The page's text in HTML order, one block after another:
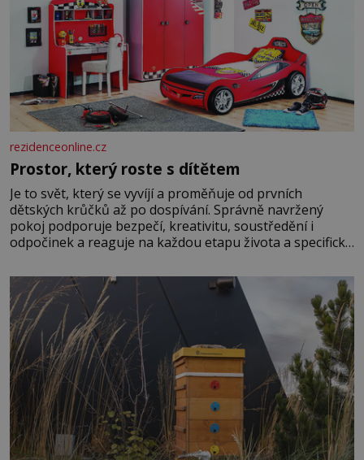
rezidenceonline.cz
Prostor, který roste s dítětem
Je to svět, který se vyvíjí a proměňuje od prvních
dětských krůčků až po dospívání. Správně navržený
pokoj podporuje bezpečí, kreativitu, soustředění i
odpočinek a reaguje na každou etapu života a specifické
měkkost a bezpečí, proto by pokoj miminka měl působit
především klidně a útulně. Předškolní věk je